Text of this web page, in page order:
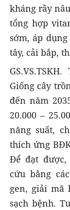
kháng rầy
tổng hợp
sớm, áp
tây, cải bắp,
Giống cây
đến năm
20.000 –
năng suất,
thích ứng
Để đạt được,
cứu bằng
gen, giải mã
sạch bệnh.